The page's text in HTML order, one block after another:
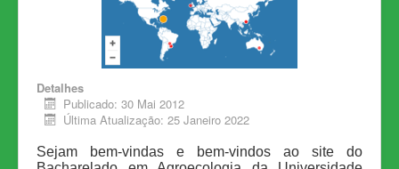
Detalhes
Publicado: 30 Mai 2012
Última Atualização: 25 Janeiro 2022
Sejam bem-vindas e bem-vindos ao site do